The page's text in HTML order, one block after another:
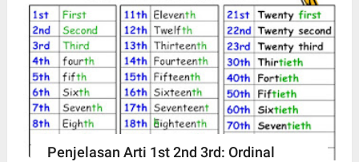
Penjelasan Arti 1st 2nd 3rd: Ordinal